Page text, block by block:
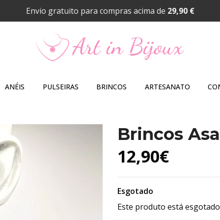
Envio gratuito para compras acima de 29,90 €
ANÉIS PULSEIRAS BRINCOS ARTESANATO
Brincos
12,90€
Esgotado
Este produto está